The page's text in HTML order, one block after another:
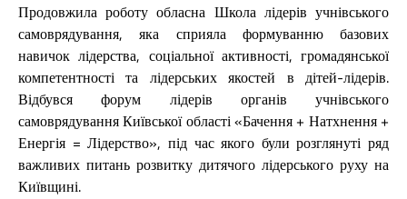
Продовжила роботу обласна Школа лідерів учнівського
самоврядування, яка сприяла формуванню базових
навичок лідерства, соціальної активності, громадянської
компетентності та лідерських якостей в дітей-лідерів.
Відбувся форум лідерів органів учнівського
самоврядування Київської області «Бачення + Натхнення +
Енергія = Лідерство», під час якого були розглянуті ряд
важливих питань розвитку дитячого лідерського руху на
Київщині.